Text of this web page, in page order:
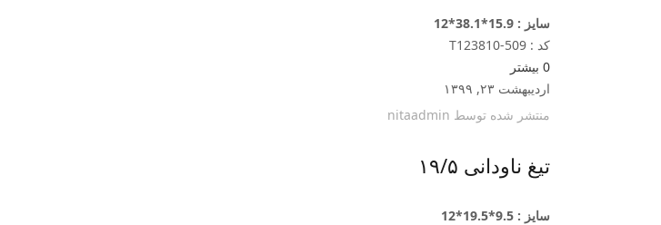
سایز : 15.9*38.1*12
کد : T123810-509
0 بیشتر
اردیبهشت ۲۳, ۱۳۹۹
منتشر شده توسط nitaadmin
تیغ ناودانی ۱۹/۵
سایز : 9.5*19.5*12